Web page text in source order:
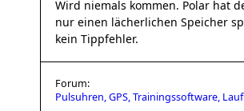
Wird niemals kommen. Polar hat
nur einen lächerlichen Speicher
kein Tippfehler.
Forum:
Pulsuhren, GPS, Trainingssoftware,